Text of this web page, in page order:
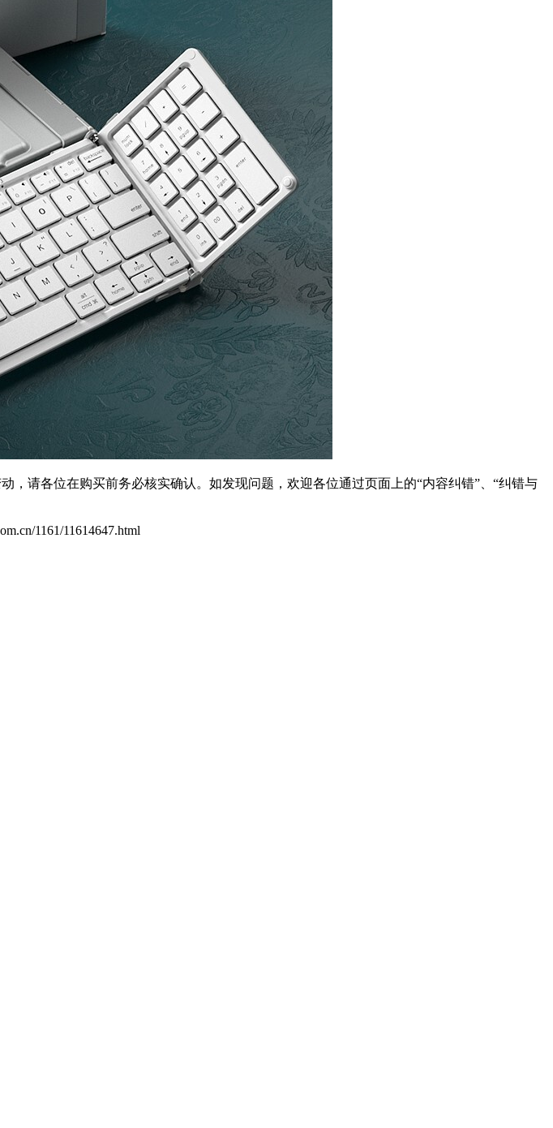
请各位在购买前务必核实确认。如发现问题，欢迎各位通过页面上的“内容纠错”、“纠错与
1161/11614647.html